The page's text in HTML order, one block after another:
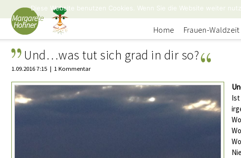
Home Frauen-Waldzeit
Und…was tut sich grad in dir so?
1.09.2016 7:15 1 Kommentar
Diese Website benutzen Cookies. Wenn Sie die Website weiter